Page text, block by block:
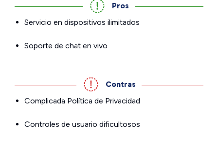
Pros
Servicio en dispositivos ilimitados
Soporte de chat en vivo
Contras
Complicada Política de Privacidad
Controles de usuario dificultosos